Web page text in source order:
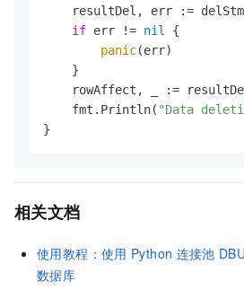
resultDel, err :=
if err != nil {
panic(err)
    }
rowAffect, _ :=
    fmt.Println(
"Data
}
相关文档
使用教程：使用 Python 连接池
数据库